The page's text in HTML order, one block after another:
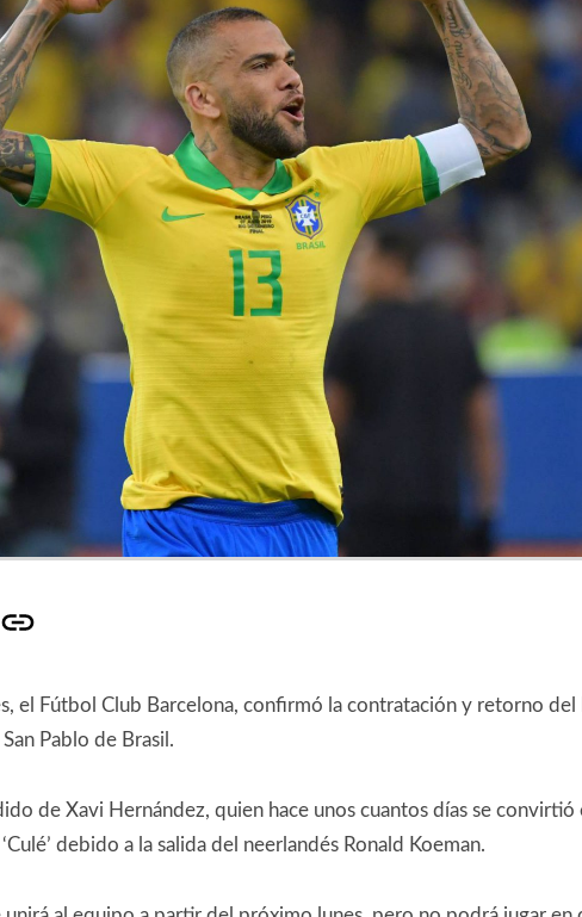
el Fútbol Club Barcelona, confirmó la contratación y retorno del
Pablo de Brasil.
de Xavi Hernández, quien hace unos cuantos días se convirtió
debido a la salida del neerlandés Ronald Koeman.